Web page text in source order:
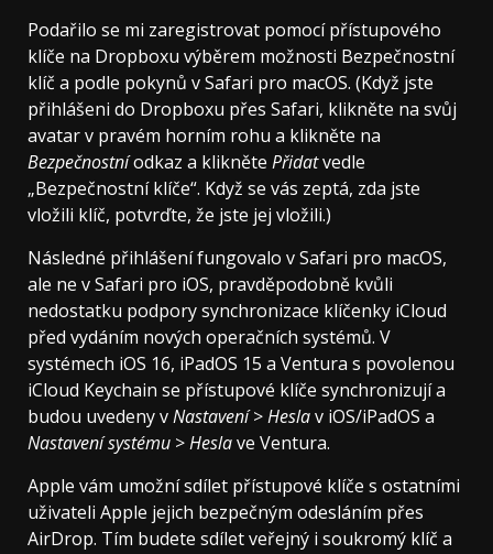
Podařilo se mi zaregistrovat pomocí přístupového
klíče na Dropboxu výběrem možnosti Bezpečnostní
klíč a podle pokynů v Safari pro macOS. (Když jste
přihlášeni do Dropboxu přes Safari, klikněte na svůj
avatar v pravém horním rohu a klikněte na
Bezpečnostníodkaz a klikněte Přidatvedle
„Bezpečnostní klíče“. Když se vás zeptá, zda jste
vložili klíč, potvrďte, že jste jej vložili.)
Následné přihlášení fungovalo v Safari pro macOS,
ale ne v Safari pro iOS, pravděpodobně kvůli
nedostatku podpory synchronizace klíčenky iCloud
před vydáním nových operačních systémů. V
systémech iOS 16, iPadOS 15 a Ventura s povolenou
iCloud Keychain se přístupové klíče synchronizují a
budou uvedeny vNastavení>Heslav iOS/iPadOS a
Nastavení systému >Heslave Ventura.
Apple vám umožní sdílet přístupové klíče s ostatními
uživateli Apple jejich bezpečným odesláním přes
AirDrop. Tím budete sdílet veřejný i soukromý klíč a